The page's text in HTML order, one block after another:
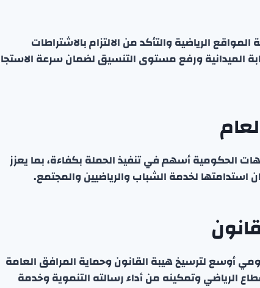
الرياضية والتأكد من الالتزام بالاشتراطات
الميدانية ورفع مستوى التنسيق لضمان سرعة
الحكومية أسهم في تنفيذ الحملة بكفاءة، بما يعزز
استدامتها لخدمة الشباب والرياضيين والمجتمع.
أوسع لترسيخ هيبة القانون وحماية المرافق العامة
الرياضي وتمكينه من أداء رسالته التنموية وخدمة